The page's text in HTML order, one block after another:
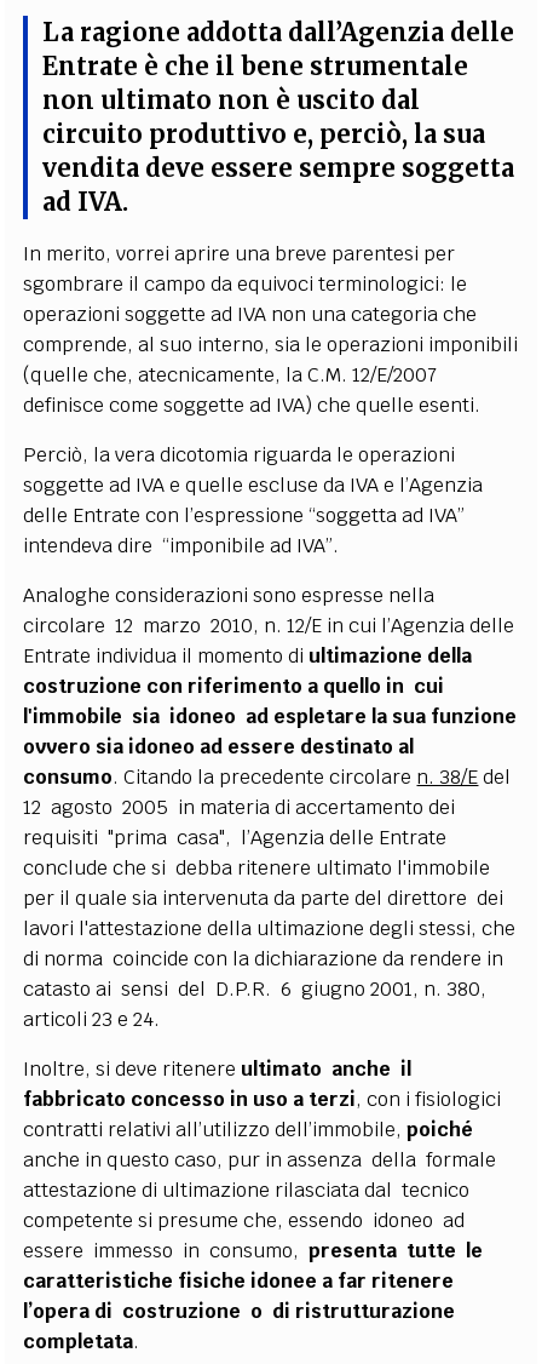
La ragione addotta dall’Agenzia delle
Entrate è che il bene strumentale
non ultimato non è uscito dal
circuito produttivo e, perciò, la sua
vendita deve essere sempre soggetta
ad IVA.
In merito, vorrei aprire una breve parentesi per
sgombrare il campo da equivoci terminologici: le
operazioni soggette ad IVA non una categoria che
comprende, al suo interno, sia le operazioni imponibili
(quelle che, atecnicamente, la C.M. 12/E/2007
definisce come soggette ad IVA) che quelle esenti.
Perciò, la vera dicotomia riguarda le operazioni
soggette ad IVA e quelle escluse da IVA e l’Agenzia
delle Entrate con l’espressione “soggetta ad IVA”
intendeva dire “imponibile ad IVA”.
Analoghe considerazioni sono espresse nella
circolare 12 marzo 2010, n. 12/E in cui l’Agenzia delle
Entrate individua il momento di ultimazione della
costruzione con riferimento a quello in cui
l'immobile sia idoneo ad espletare la sua funzione
ovvero sia idoneo ad essere destinato al
consumo. Citando la precedente circolare n. 38/Edel
12 agosto 2005 in materia di accertamento dei
requisiti "prima casa", l’Agenzia delle Entrate
conclude che si debba ritenere ultimato l'immobile
per il quale sia intervenuta da parte del direttore dei
lavori l'attestazione della ultimazione degli stessi, che
di norma coincide con la dichiarazione da rendere in
catasto ai sensi del D.P.R. 6 giugno 2001, n. 380,
articoli 23 e 24.
Inoltre, si deve ritenere ultimato anche il
fabbricato concesso in uso a terzi, con i fisiologici
contratti relativi all’utilizzo dell’immobile,poiché
anche in questo caso, pur in assenza della formale
attestazione di ultimazione rilasciata dal tecnico
competente si presume che, essendo idoneo ad
essere immesso in consumo,presenta tutte le
caratteristiche fisiche idonee a far ritenere
l’opera di costruzione o di ristrutturazione
completata.